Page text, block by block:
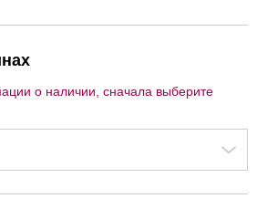
о наличии, сначала выберите